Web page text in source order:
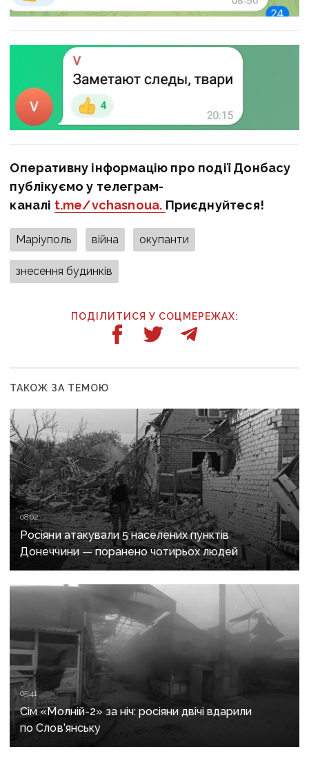
Оперативну інформацію про події Донбасу
публікуємо у телеграм-
каналі t.me/vchasnoua. Приєднуйтеся!
Маріуполь війна окупанти
знесення будинків
ПОДІЛИТИСЯ У СОЦМЕРЕЖАХ:
ТАКОЖ ЗА ТЕМОЮ
08:02
Росіяни атакували 5 населених пунктів
Донеччини — поранено чотирьох людей
05:41
Сім «Молній-2» за ніч: росіяни двічі вдарили
по Слов’янську